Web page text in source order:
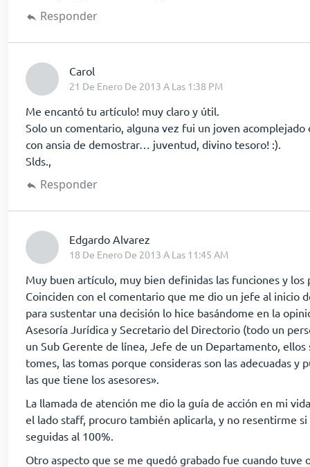
Responder
Carol
21 De Enero De 2013 A Las 1:38 PM
Me encantó tu artículo! muy claro y útil.
Solo un comentario, alguna vez fui un joven acomplejado
con ansia de demostrar… juventud, divino tesoro! :).
Slds.,
Responder
Edgardo Alvarez
18 De Enero De 2013 A Las 11:45 AM
Muy buen artículo, muy bien definidas las funciones y
Coinciden con el comentario que me dio un jefe al inicio
para sustentar una decisión lo hice basándome en la
Asesoría Jurídica y Secretario del Directorio (todo un
un Sub Gerente de línea, Jefe de un Departamento, ellos
tomes, las tomas porque consideras son las adecuadas y
las que tiene los asesores».
La llamada de atención me dio la guía de acción en mi
el lado staff, procuro también aplicarla, y no resentirme si
seguidas al 100%.
Otro aspecto que se me quedó grabado fue cuando tuve